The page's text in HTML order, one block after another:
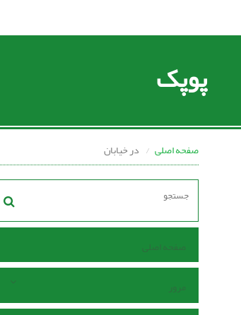
پوپک
صفحه اصلی در خیابان
صفحه اصلی
مرور